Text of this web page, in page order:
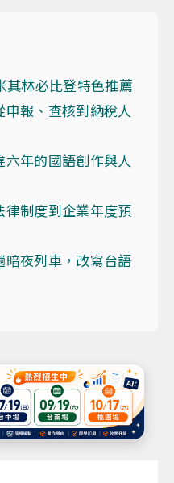
其林必比登特色推薦
報、查核到納稅人
年的國語創作與人
制度到企業年度預
夜列車，改寫台語